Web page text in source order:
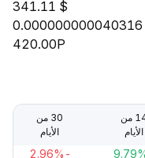
341.11
0.000000000040316
420.00P
14 من
الأيام
30 من
الأيام
-2.96%